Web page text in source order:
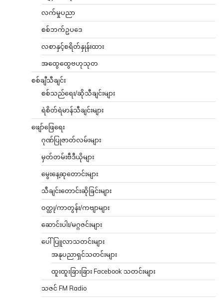
လက်မှုပညာ
စစ်ဘက်ဥပဒေ
လစာနှင့်စရိတ်နှုန်းထား
အထွေထွေဗဟုသုတ
စစ်ချီသီချင်း
စစ်သည်ရေး/ဆိုသီချင်းများ
ရဲစိတ်ရဲမာန်သီချင်းများ
ဖျော်ဖြေရေး
ဂုဏ်ပြုဇာတ်လမ်းများ
မှတ်တမ်းဗီဒီယိုများ
မွေးနေ့ဆုတောင်းများ
သီချင်းတောင်းဆိုခြင်းများ
ဝတ္ထု/ကာတွန်း/ကဗျာများ
ဆောင်းပါး/မဂ္ဂဇင်းများ
ပေါ်ပြူလာသတင်းများ
အနုပညာရှင်သတင်းများ
ထူးထူးခြားခြား Facebook သတင်းများ
သဇင် FM Radio